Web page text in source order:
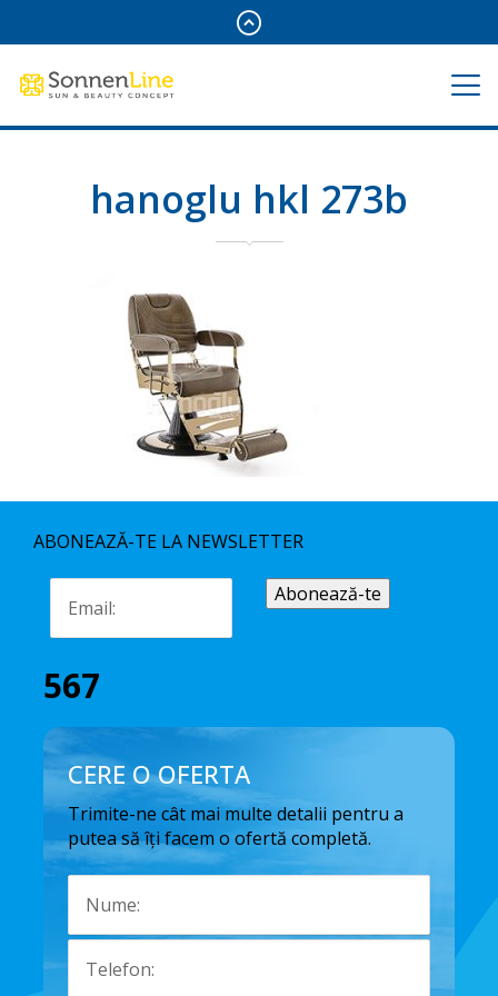
hanoglu hkl 273b
ABONEAZĂ-TE LA NEWSLETTER
567
CERE O OFERTA
Trimite-ne cât mai multe detalii pentru a
putea să îți facem o ofertă completă.